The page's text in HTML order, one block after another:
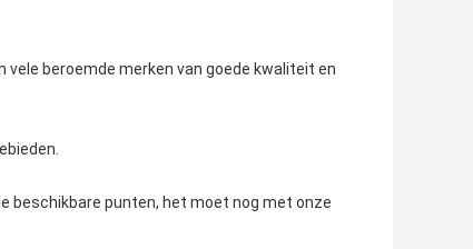
beroemde merken van goede kwaliteit en
beschikbare punten, het moet nog met onze